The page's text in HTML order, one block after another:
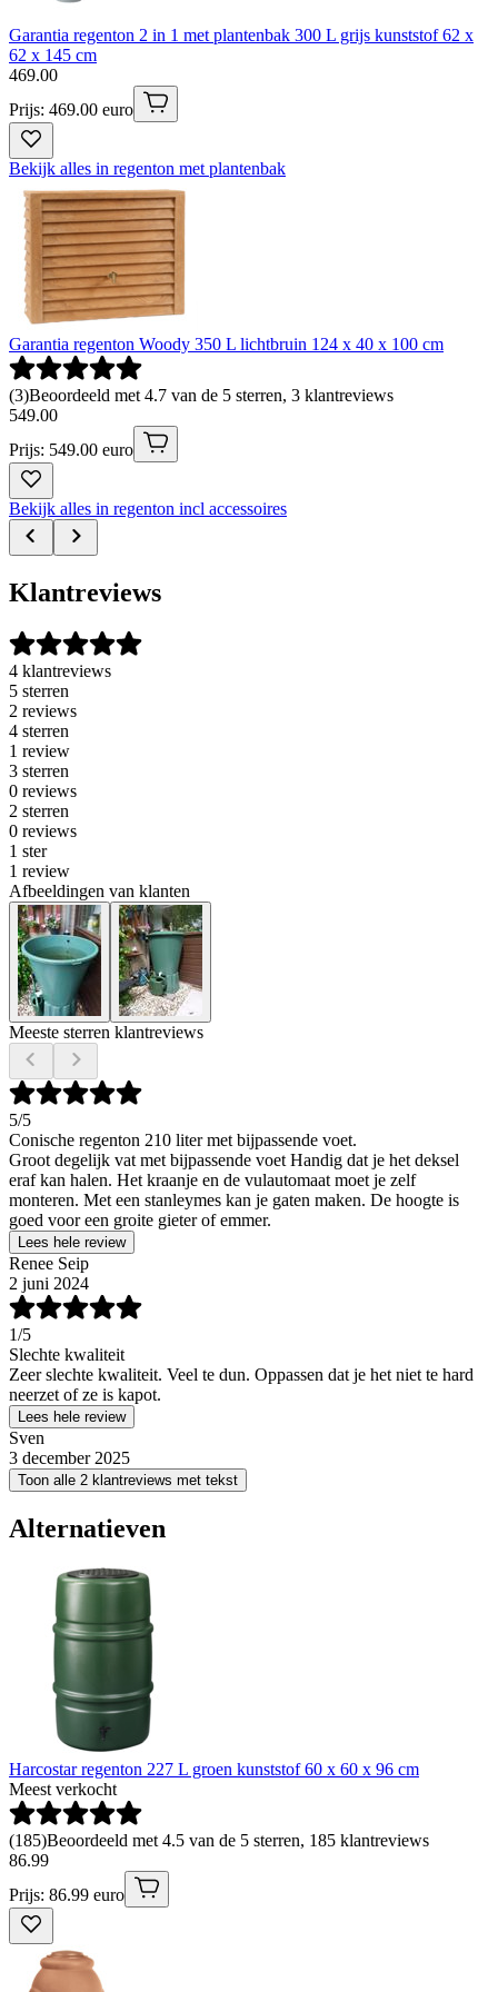
Garantia regenton 2 in 1 met plantenbak 300 L grijs kunststof 62 x
62 x 145 cm
469.00
Prijs: 469.00 euro
Bekijk alles in regenton met plantenbak
Garantia regenton Woody 350 L lichtbruin 124 x 40 x 100 cm
(3)Beoordeeld met 4.7 van de 5 sterren, 3 klantreviews
549.00
Prijs: 549.00 euro
Bekijk alles in regenton incl accessoires
Klantreviews
4 klantreviews
5 sterren
2 reviews
4 sterren
1 review
3 sterren
0 reviews
2 sterren
0 reviews
1 ster
1 review
Afbeeldingen van klanten
Meeste sterren klantreviews
5/5
Conische regenton 210 liter met bijpassende voet.
Groot degelijk vat met bijpassende voet Handig dat je het deksel
eraf kan halen. Het kraanje en de vulautomaat moet je zelf
monteren. Met een stanleymes kan je gaten maken. De hoogte is
goed voor een groite gieter of emmer.
Lees hele review
Renee Seip
2 juni 2024
1/5
Slechte kwaliteit
Zeer slechte kwaliteit. Veel te dun. Oppassen dat je het niet te hard
neerzet of ze is kapot.
Lees hele review
Sven
3 december 2025
Toon alle 2 klantreviews met tekst
Alternatieven
Harcostar regenton 227 L groen kunststof 60 x 60 x 96 cm
Meest verkocht
(185)Beoordeeld met 4.5 van de 5 sterren, 185 klantreviews
86.99
Prijs: 86.99 euro